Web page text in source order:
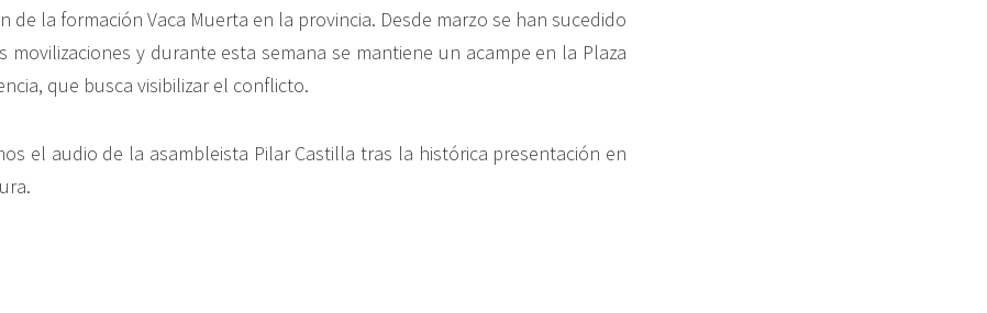
de la formación Vaca Muerta en la provincia. Desde marzo se han sucedido
movilizaciones y durante esta semana se mantiene un acampe en la Plaza
que busca visibilizar el conflicto.
el audio de la asambleista Pilar Castilla tras la histórica presentación en